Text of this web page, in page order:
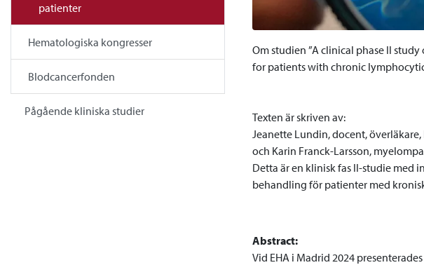
patienter
Hematologiska kongresser
Blodcancerfonden
Pågående kliniska studier
Om studien ”A clinical phase II
for patients with chronic
Texten är skriven av:
Jeanette Lundin, docent,
och Karin Franck-Larsson,
Detta är en klinisk fas II-studie med
behandling för patienter med
Abstract:
Vid EHA i Madrid 2024